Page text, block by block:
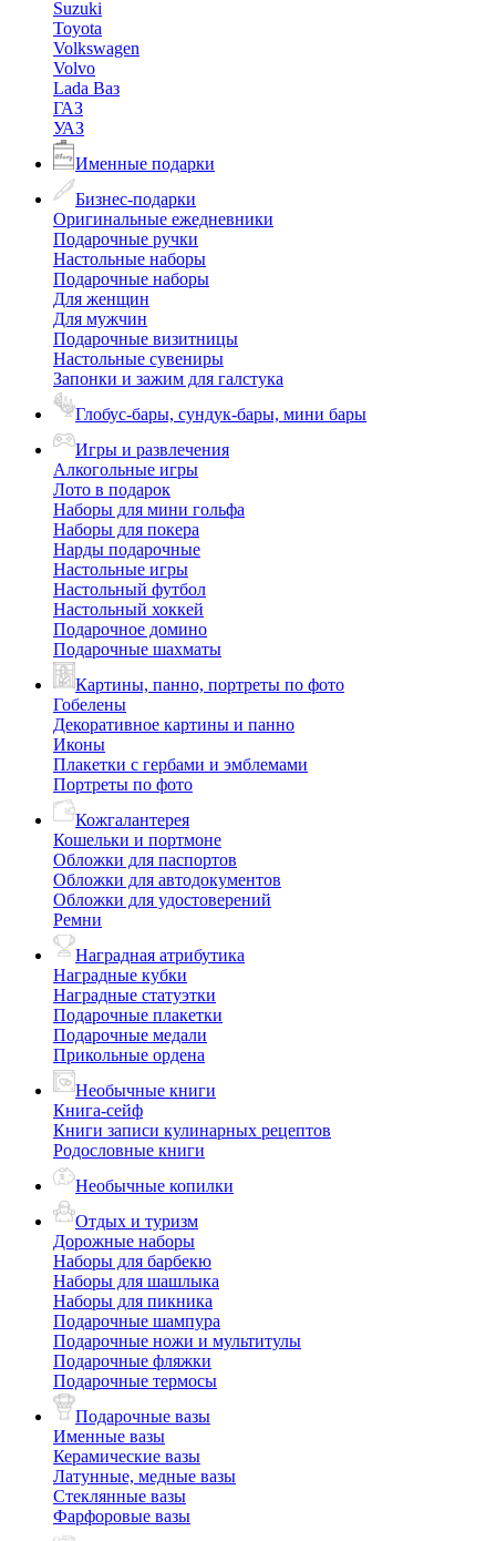
Suzuki
Toyota
Volkswagen
Volvo
Lada Ваз
ГАЗ
УАЗ
Именные подарки
Бизнес-подарки
Оригинальные ежедневники
Подарочные ручки
Настольные наборы
Подарочные наборы
Для женщин
Для мужчин
Подарочные визитницы
Настольные сувениры
Запонки и зажим для галстука
Глобус-бары, сундук-бары, мини бары
Игры и развлечения
Алкогольные игры
Лото в подарок
Наборы для мини гольфа
Наборы для покера
Нарды подарочные
Настольные игры
Настольный футбол
Настольный хоккей
Подарочное домино
Подарочные шахматы
Картины, панно, портреты по фото
Гобелены
Декоративное картины и панно
Иконы
Плакетки с гербами и эмблемами
Портреты по фото
Кожгалантерея
Кошельки и портмоне
Обложки для паспортов
Обложки для автодокументов
Обложки для удостоверений
Ремни
Наградная атрибутика
Наградные кубки
Наградные статуэтки
Подарочные плакетки
Подарочные медали
Прикольные ордена
Необычные книги
Книга-сейф
Книги записи кулинарных рецептов
Родословные книги
Необычные копилки
Отдых и туризм
Дорожные наборы
Наборы для барбекю
Наборы для шашлыка
Наборы для пикника
Подарочные шампура
Подарочные ножи и мультитулы
Подарочные фляжки
Подарочные термосы
Подарочные вазы
Именные вазы
Керамические вазы
Латунные, медные вазы
Стеклянные вазы
Фарфоровые вазы